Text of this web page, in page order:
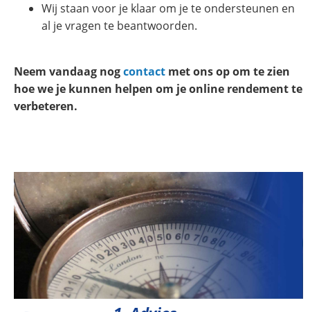
Wij staan voor je klaar om je te ondersteunen en
al je vragen te beantwoorden.
Neem vandaag nogcontact met ons op om te zien
hoe we je kunnen helpen om je online rendement te
verbeteren.